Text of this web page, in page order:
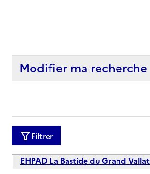
Modifier ma recherche
Filtrer
EHPAD La Bastide du Grand Vallat